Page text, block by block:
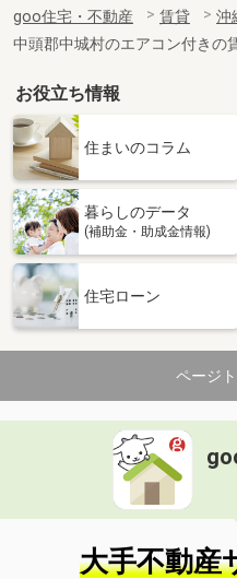
goo住宅・不動産 賃貸 沖
中頭郡中城村のエアコン付きの
お役立ち情報
住まいのコラム
暮らしのデータ
(補助金・助成金情報)
住宅ローン
ページ
大手不動産